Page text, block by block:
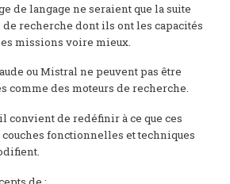
de langage ne seraient que la suite
recherche dont ils ont les capacités
missions voire mieux.
ou Mistral ne peuvent pas être
comme des moteurs de recherche.
convient de redéfinir à ce que ces
fonctionnelles et techniques